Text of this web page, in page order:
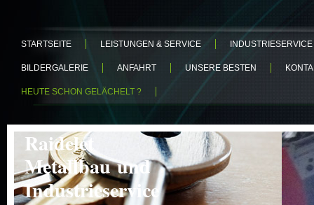
STARTSEITE LEISTUNGEN & SERVICE INDUSTRIESERVICE
BILDERGALERIE ANFAHRT UNSERE BESTEN
HEUTE SCHON GELÄCHELT ?
Raidelet
Metallbau und
Industrieservice